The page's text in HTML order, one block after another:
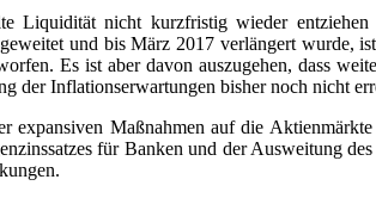
Liquidität nicht kurzfristig wieder
und bis März 2017 verlängert
Es ist aber davon auszugehen, dass
der Inflationserwartungen bisher noch nicht
expansiven Maßnahmen auf die
für Banken und der Ausweitung